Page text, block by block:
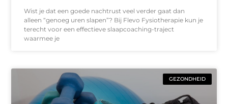
Wist je dat een goede nachtrust veel verder gaat dan
alleen “genoeg uren slapen”? Bij Flevo Fysiotherapie kun je
terecht voor een effectieve slaapcoaching-traject
waarmee je
GEZONDHEID